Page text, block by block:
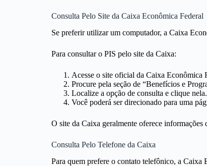
Consulta Pelo Site da Caixa Econômica Federal
Se preferir utilizar um computador, a Caixa
Para consultar o PIS pelo site da Caixa:
Acesse o site oficial da Caixa Econômica
Procure pela seção de “Benefícios e
Localize a opção de consulta e clique nela.
Você poderá ser direcionado para uma
O site da Caixa geralmente oferece
Consulta Pelo Telefone da Caixa
Para quem prefere o contato telefônico, a Caixa